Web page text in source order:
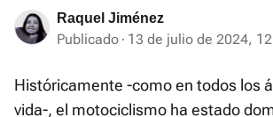
Raquel Jiménez
Publicado 13 de julio de 2024,
Históricamente -como en todos los
vida-, el motociclismo ha estado